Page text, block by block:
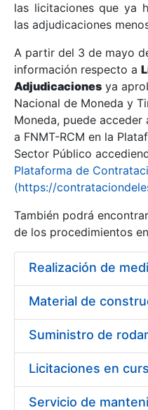
Mostrar/Ocultar
Mostrar/Ocultar
las licitaciones que ya
las adjudicaciones
A partir del 3 de mayo
información respecto a
Adjudicaciones ya
Nacional de Moneda y
Moneda, puede
a FNMT-RCM en la
Sector Público
Plataforma de
(https://
También podrá
de los procedimientos en
Material de
Suministro de
Licitaciones en